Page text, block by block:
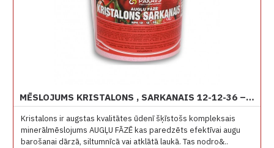
MĒSLOJUMS KRISTALONS , SARKANAIS 12-12-36 – ŠĶĪSTOŠAIS MINERĀLMĒSLOJUMS 1 KG
Kristalons ir augstas kvalitātes ūdenī šķīstošs kompleksais
minerālmēslojums AUGĻU FĀZĒ kas paredzēts efektīvai augu
barošanai dārzā, siltumnīcā vai atklātā laukā. Tas nodro&..